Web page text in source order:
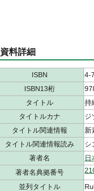
資料詳細
ISBN
4-
ISBN13桁
タイトル
持
タイトルカナ
ジ
タイトル関連情報
新
タイトル関連情報読み
シ
著者名
日
著者名典拠番号
並列タイトル